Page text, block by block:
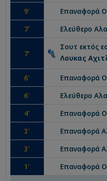
9' Επαναφορά
7' Ελεύθερο
7'
Σουτ εκτός
Λουκας
6' Επαναφορά
6' Ελεύθερο
4' Επαναφορά
3' Επαναφορά
3' Επαναφορά
1 ' Επαναφορά